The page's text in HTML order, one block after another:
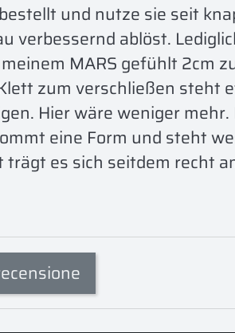
und nutze sie seit
verbessernd ablöst.
MARS gefühlt 2cm
zum verschließen steht
Hier wäre weniger
eine Form und steht
es sich seitdem recht